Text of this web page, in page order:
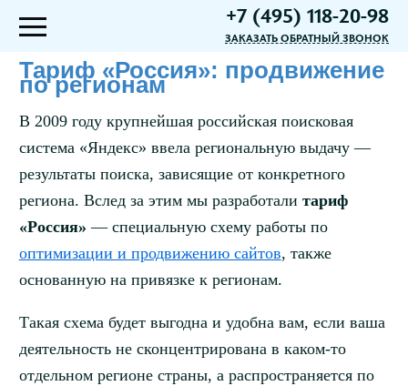
+7 (495) 118-20-98
ЗАКАЗАТЬ ОБРАТНЫЙ ЗВОНОК
Тариф «Россия»: продвижение
по регионам
В 2009 году крупнейшая российская поисковая
система «Яндекс» ввела региональную выдачу —
результаты поиска, зависящие от конкретного
региона. Вслед за этим мы разработали тариф
«Россия» — специальную схему работы по
оптимизации и продвижению сайтов, также
основанную на привязке к регионам.
Такая схема будет выгодна и удобна вам, если ваша
деятельность не сконцентрирована в каком-то
отдельном регионе страны, а распространяется по